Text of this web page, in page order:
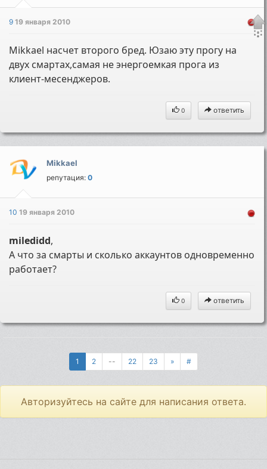
919 января 2010
Mikkael насчет второго бред. Юзаю эту прогу на
двух смартах,самая не энергоемкая прога из
клиент-месенджеров.
0 ответить
Mikkael
репутация:0
1019 января 2010
miledidd,
А что за смарты и сколько аккаунтов одновременно
работает?
0 ответить
1 2 -- 22 23 » #
Авторизуйтесь на сайте для написания ответа.